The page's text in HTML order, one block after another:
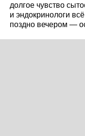
долгое чувство
и эндокринологи
поздно вечером —